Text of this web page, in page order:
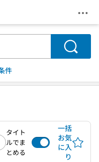
メ
検索
件
タイト
ルでま
とめる
一括
お気
に入
り